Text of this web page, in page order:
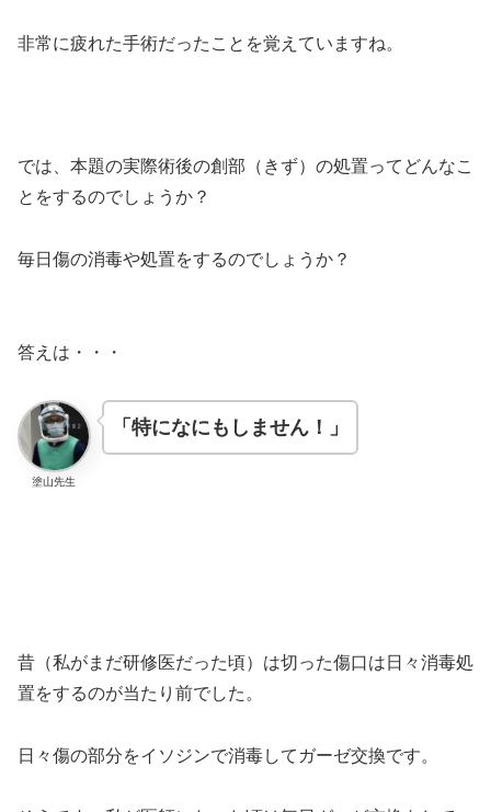
非常に疲れた手術だったことを覚えていますね。
では、本題の実際術後の創部（きず）の処置ってどんなこ
とをするのでしょうか？
毎日傷の消毒や処置をするのでしょうか？
答えは・・・
塗山先生
「特になにもしません！」
昔（私がまだ研修医だった頃）は切った傷口は日々消毒処
置をするのが当たり前でした。
日々傷の部分をイソジンで消毒してガーゼ交換です。